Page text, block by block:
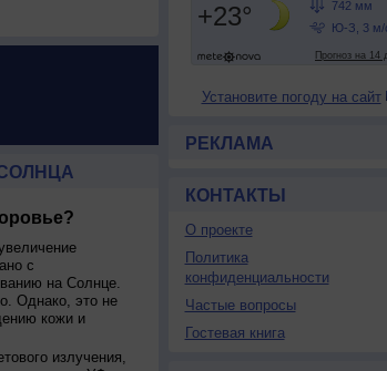
с
на Солнце.
Однако, это не
кожи и
излучения,
Установите погоду на сайт
РЕКЛАМА
КОНТАКТЫ
О проекте
Политика
конфиденциальности
Частые вопросы
Гостевая книга